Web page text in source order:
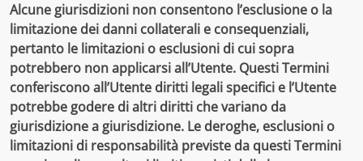
Alcune giurisdizioni non consentono l’esclusione o la
limitazione dei danni collaterali e consequenziali,
pertanto le limitazioni o esclusioni di cui sopra
potrebbero non applicarsi all’Utente. Questi Termini
conferiscono all’Utente diritti legali specifici e l’Utente
potrebbe godere di altri diritti che variano da
giurisdizione a giurisdizione. Le deroghe, esclusioni o
limitazioni di responsabilità previste da questi Termini